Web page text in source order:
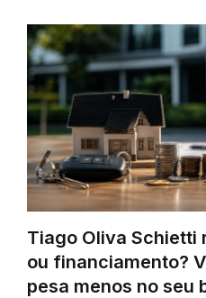
Tiago Oliva Schietti
ou financiamento?
pesa menos no seu